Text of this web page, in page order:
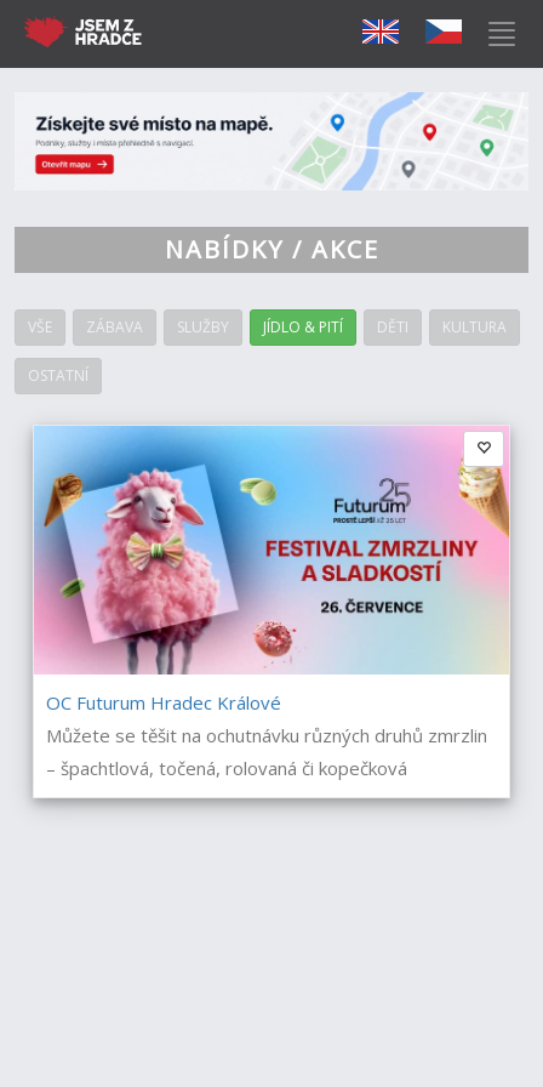
NABÍDKY / AKCE
VŠE ZÁBAVA SLUŽBY JÍDLO & PITÍ DĚTI KULTURA
OSTATNÍ
OC Futurum Hradec Králové
Můžete se těšit na ochutnávku různých druhů zmrzlin
– špachtlová, točená, rolovaná či kopečková